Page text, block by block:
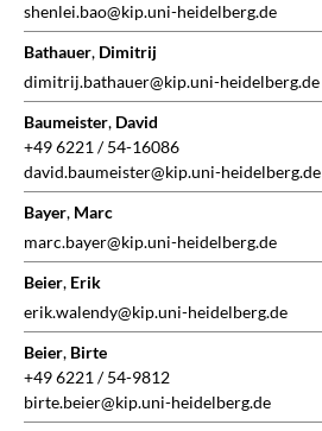
shenlei.bao@kip.uni-heidelberg.de
Bathauer, Dimitrij
dimitrij.bathauer@kip.uni-heidelberg.de
Baumeister, David
+49 6221 / 54-16086
david.baumeister@kip.uni-heidelberg.de
Bayer, Marc
marc.bayer@kip.uni-heidelberg.de
Beier, Erik
erik.walendy@kip.uni-heidelberg.de
Beier, Birte
+49 6221 / 54-9812
birte.beier@kip.uni-heidelberg.de